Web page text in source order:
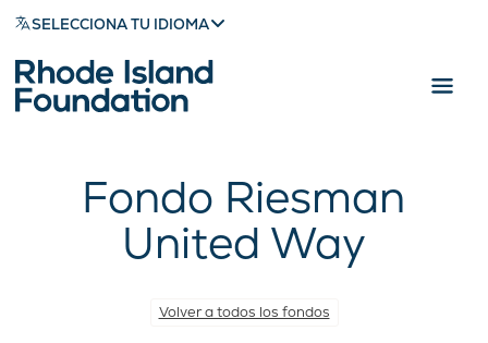
SELECCIONA TU IDIOMA
Fondo Riesman
United Way
Volver a todos los fondos